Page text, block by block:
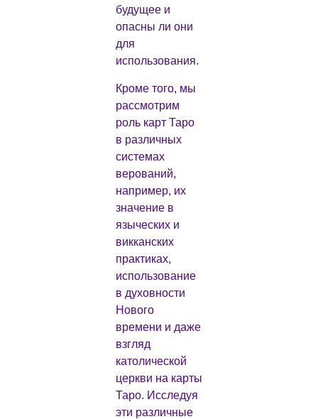
будущее и
опасны ли они
для
использования.
Кроме того, мы
рассмотрим
роль карт Таро
в различных
системах
верований,
например, их
значение в
языческих и
викканских
практиках,
использование
в духовности
Нового
времени и даже
взгляд
католической
церкви на карты
Таро. Исследуя
эти различные